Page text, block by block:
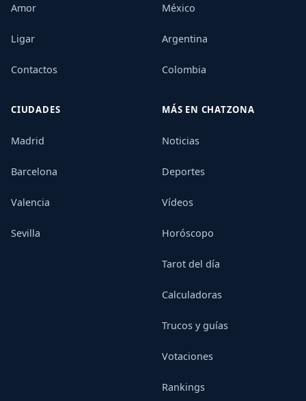
Amor
Ligar
Contactos
México
Argentina
Colombia
CIUDADES
Madrid
Barcelona
Valencia
Sevilla
MÁS EN CHATZONA
Noticias
Deportes
Vídeos
Horóscopo
Tarot del día
Calculadoras
Trucos y guías
Votaciones
Rankings